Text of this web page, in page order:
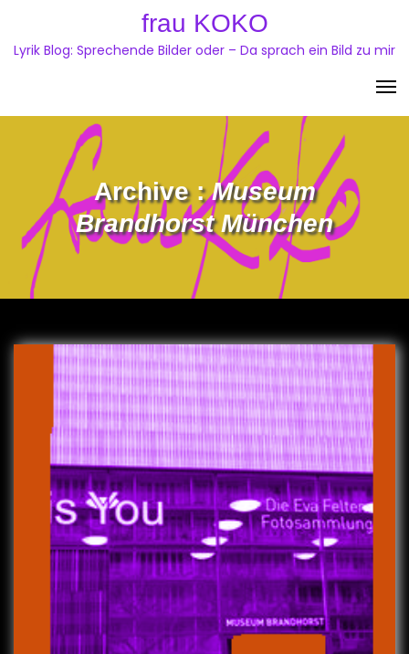
content
frau KOKO
Lyrik Blog: Sprechende Bilder oder – Da sprach ein Bild zu mir
Archive :Museum
Brandhorst München